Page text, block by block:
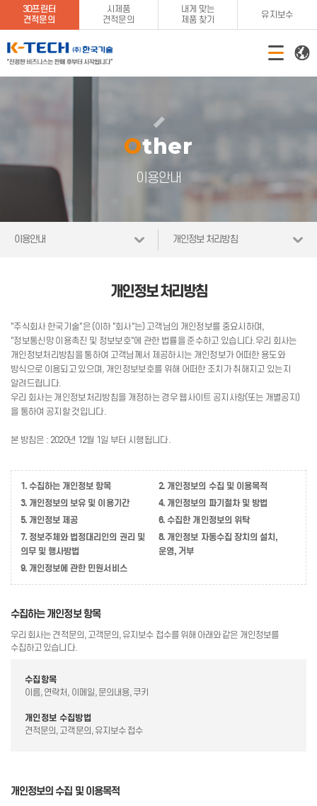
3D프린터
견적문의
시제품
견적문의
내게 맞는
제품 찾기
유지보수
Other
이용안내
이용안내 개인정보 처리방침
개인정보 처리방침
"주식회사 한국기술"은 (이하 "회사"는) 고객님의 개인정보를 중요시하며,
"정보통신망 이용촉진 및 정보보호"에 관한 법률을 준수하고 있습니다.우리 회사는
개인정보처리방침을 통하여 고객님께서 제공하시는 개인정보가 어떠한 용도와
방식으로 이용되고 있으며, 개인정보보호를 위해 어떠한 조치가 취해지고 있는지
알려드립니다.
우리 회사는 개인정보처리방침을 개정하는 경우 웹사이트 공지사항(또는 개별공지)
을 통하여 공지할 것입니다.
본 방침은 : 2020년 12월 1일 부터 시행됩니다.
1. 수집하는 개인정보 항목
2. 개인정보의 수집 및 이용목적
3. 개인정보의 보유 및 이용기간
4. 개인정보의 파기절차 및 방법
5. 개인정보 제공
6. 수집한 개인정보의 위탁
7. 정보주체와 법정대리인의 권리 및
의무 및 행사방법
8. 개인정보 자동수집 장치의 설치,
운영, 거부
9. 개인정보에 관한 민원서비스
수집하는 개인정보 항목
우리 회사는 견적문의, 고객문의, 유지보수 접수를 위해 아래와 같은 개인정보를
수집하고 있습니다.
수집항목
이름, 연락처, 이메일, 문의내용, 쿠키
개인정보 수집방법
견적문의, 고객문의, 유지보수 접수
개인정보의 수집 및 이용목적